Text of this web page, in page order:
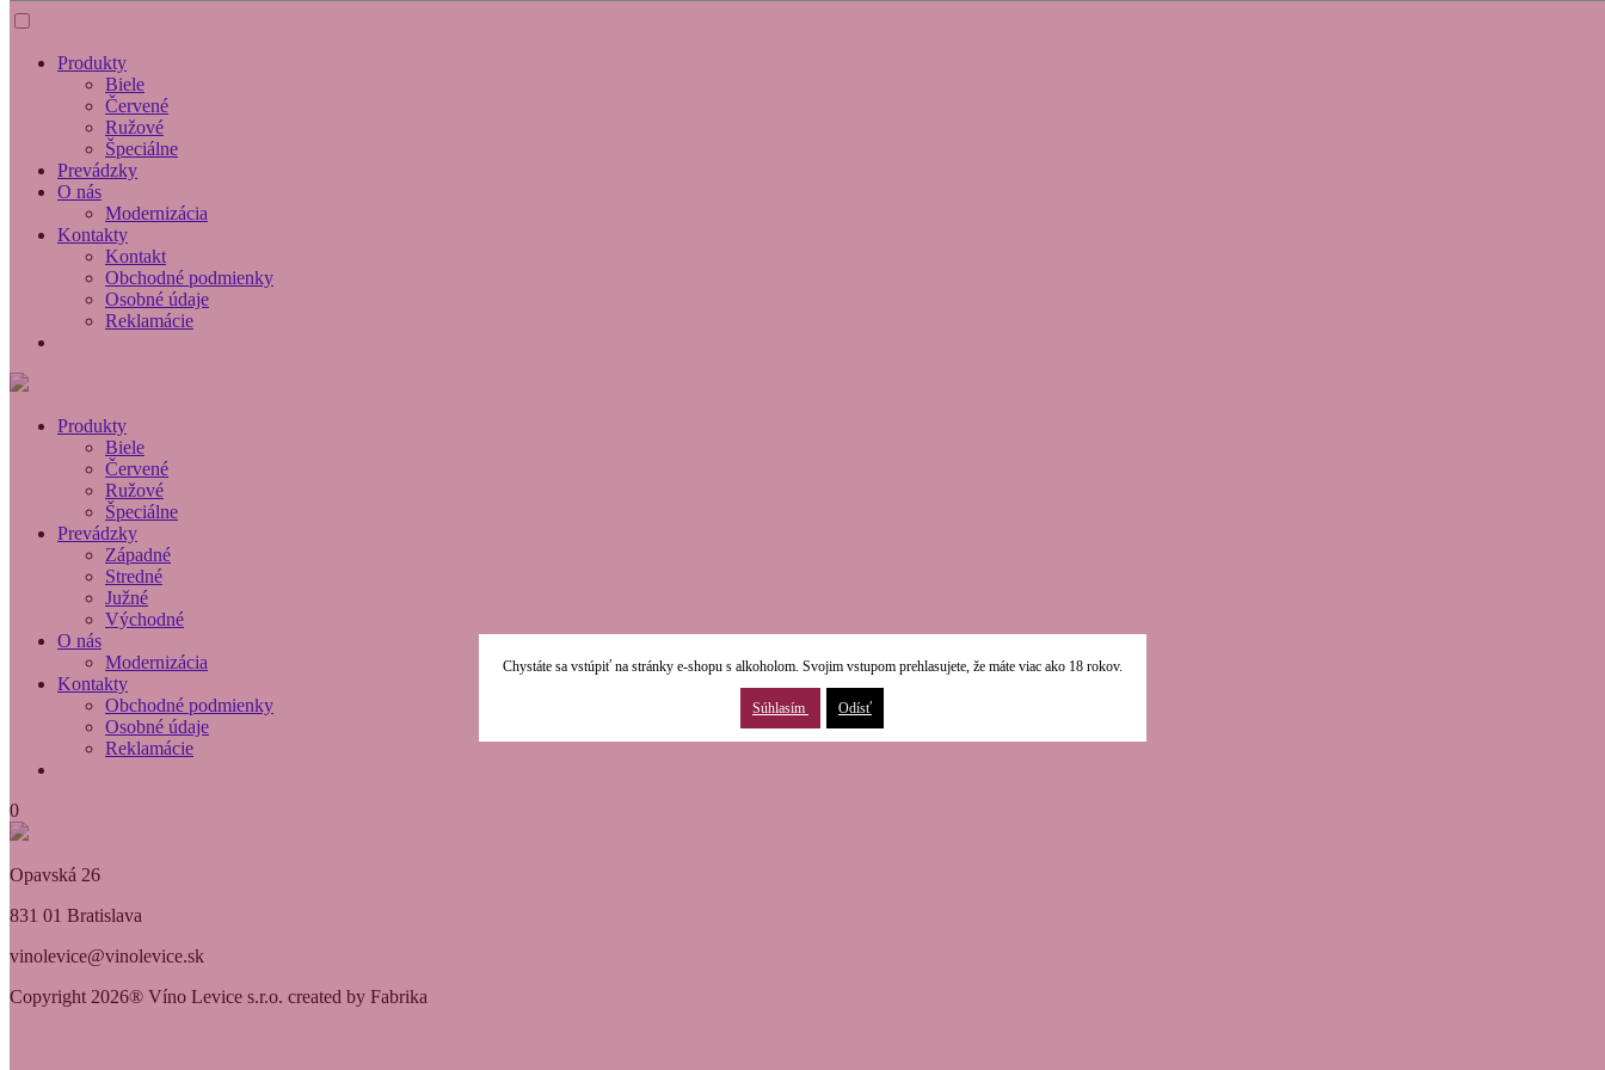
Produkty
Biele
Červené
Ružové
Špeciálne
Prevádzky
O nás
Modernizácia
Kontakty
Kontakt
Obchodné podmienky
Osobné údaje
Reklamácie
Produkty
Biele
Červené
Ružové
Špeciálne
Prevádzky
Západné
Stredné
Južné
Východné
O nás
Modernizácia
Kontakty
Obchodné podmienky
Osobné údaje
Reklamácie
0
Opavská 26
831 01 Bratislava
vinolevice@vinolevice.sk
Copyright 2026® Víno Levice s.r.o. created by Fabrika
Chystáte sa vstúpiť na stránky e-shopu s alkoholom. Svojim vstupom prehlasujete, že máte viac ako 18 rokov.
Súhlasím Odísť